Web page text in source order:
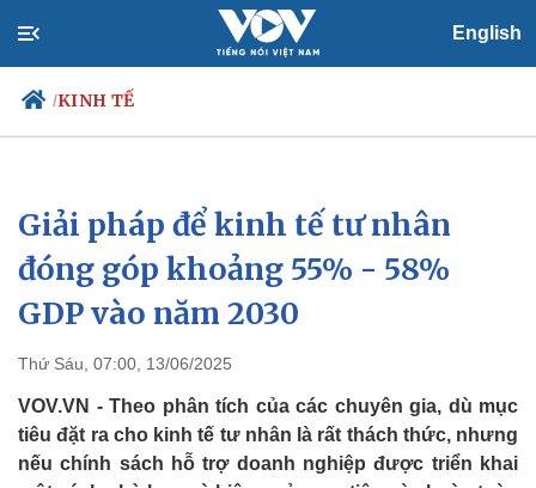
English
/KINH TẾ
Chính trị
Đảng
Tổ chức nhân sự
Quốc hội
Xã hội
Tin 24h
Dự báo thời tiết
Giáo dục
Giải pháp để kinh tế tư nhân
đóng góp khoảng 55% - 58%
GDP vào năm 2030
Thứ Sáu, 07:00, 13/06/2025
VOV.VN - Theo phân tích của các chuyên gia, dù mục
tiêu đặt ra cho kinh tế tư nhân là rất thách thức, nhưng
nếu chính sách hỗ trợ doanh nghiệp được triển khai